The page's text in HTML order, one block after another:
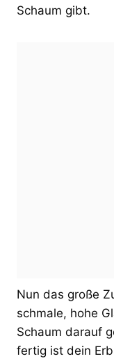
Schaum gibt.
Nun das große
schmale, hohe
Schaum darauf
fertig ist dein